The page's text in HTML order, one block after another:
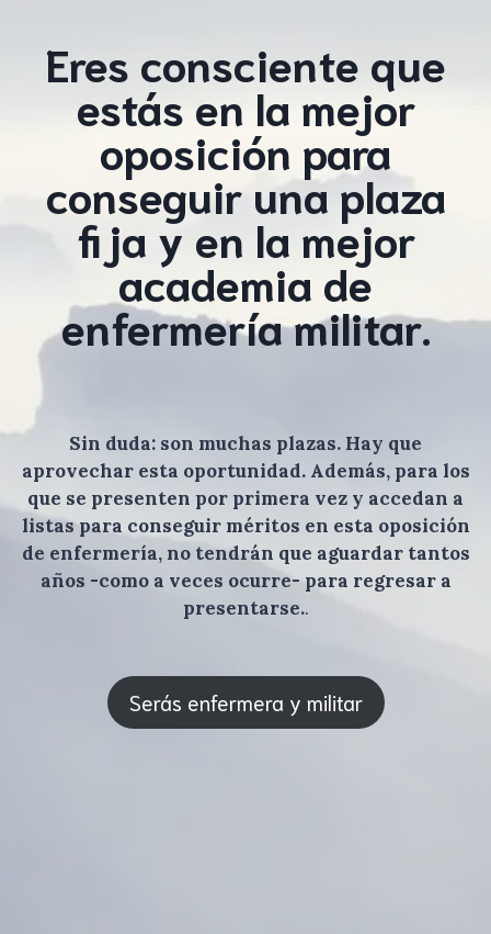
Eres consciente que
estás en la mejor
oposición para
conseguir una plaza
fija y en la mejor
academia de
enfermería militar.
Sin duda: son muchas plazas. Hay que
aprovechar esta oportunidad. Además, para los
que se presenten por primera vez y accedan a
listas para conseguir méritos en esta oposición
de enfermería, no tendrán que aguardar tantos
años -como a veces ocurre- para regresar a
presentarse..
Serás enfermera y militar